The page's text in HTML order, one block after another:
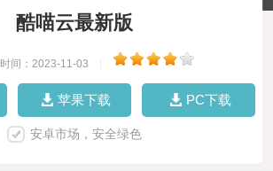
酷喵云最新版
时间：2023-11-03
苹果下载 PC下载
安卓市场，安全绿色